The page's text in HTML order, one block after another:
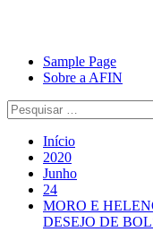
Avançar
para
conteúdo
Primary
Menu
Sample Page
Sobre a AFIN
Pesquisar
por:
Início
2020
Junho
24
MORO E
DESEJO DE